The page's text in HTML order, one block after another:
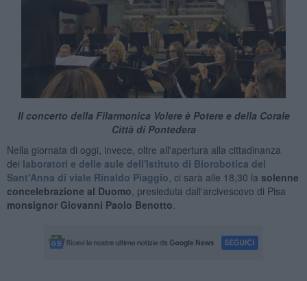
Il concerto della Filarmonica Volere è Potere e della Corale
Città di Pontedera
Nella giornata di oggi, invece, oltre all'apertura alla cittadinanza
dei laboratori e delle aule dell'Istituto di Biorobotica del
Sant'Anna di viale Rinaldo Piaggio , ci sarà alle 18,30 la solenne
concelebrazione al Duomo , presieduta dall'arcivescovo di Pisa
monsignor Giovanni Paolo Benotto